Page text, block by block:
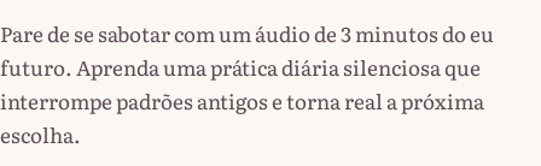
Pare de se sabotar com um áudio de 3 minutos do eu
futuro. Aprenda uma prática diária silenciosa que
interrompe padrões antigos e torna real a próxima
escolha.